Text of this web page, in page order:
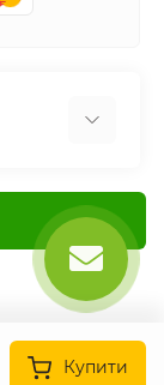
Купити